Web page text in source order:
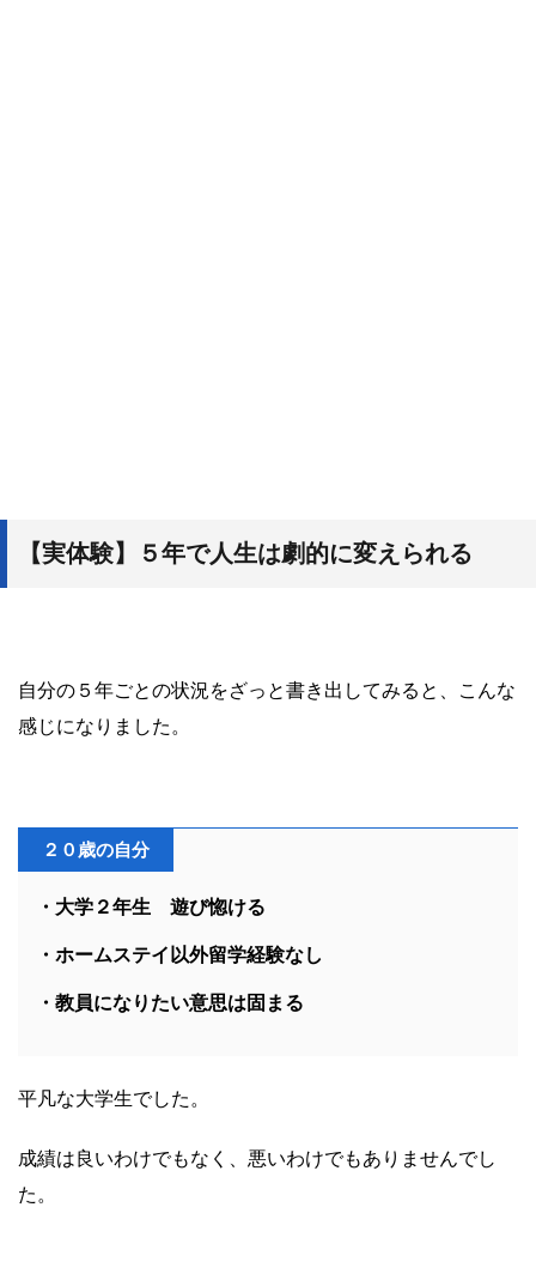
【実体験】５年で人生は劇的に変えられる
自分の５年ごとの状況をざっと書き出してみると、こんな
感じになりました。
２０歳の自分
・大学２年生 遊び惚ける
・ホームステイ以外留学経験なし
・教員になりたい意思は固まる
平凡な大学生でした。
成績は良いわけでもなく、悪いわけでもありませんでし
た。